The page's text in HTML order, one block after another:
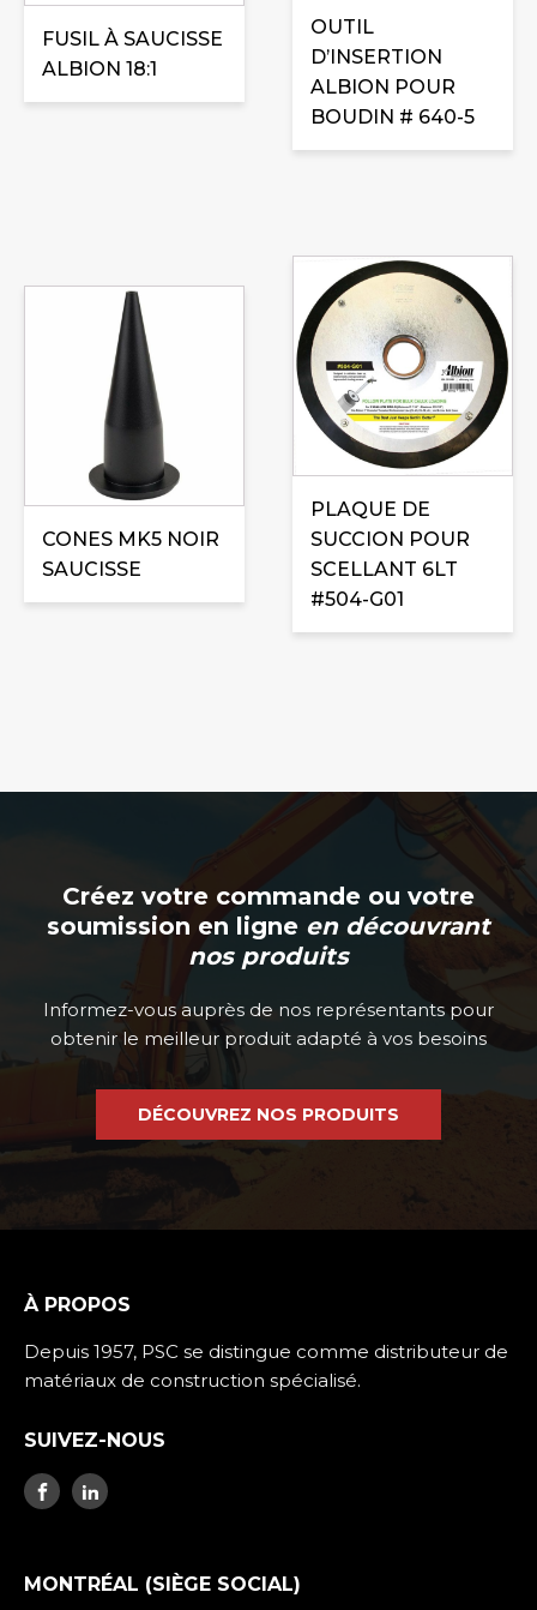
FUSIL À SAUCISSE
ALBION 18:1
OUTIL
D’INSERTION
ALBION POUR
BOUDIN # 640-5
CONES MK5 NOIR
SAUCISSE
PLAQUE DE
SUCCION POUR
SCELLANT 6LT
#504-G01
Créez votre commande ou votre
soumission en ligne en découvrant
nos produits
Informez-vous auprès de nos représentants pour
obtenir le meilleur produit adapté à vos besoins
DÉCOUVREZ NOS PRODUITS
À PROPOS
Depuis 1957, PSC se distingue comme distributeur de
matériaux de construction spécialisé.
SUIVEZ-NOUS
MONTRÉAL (SIÈGE SOCIAL)